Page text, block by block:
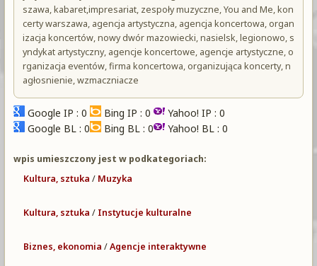
szawa, kabaret,impresariat, zespoły muzyczne, You and Me, kon
certy warszawa, agencja artystyczna, agencja koncertowa, organ
izacja koncertów, nowy dwór mazowiecki, nasielsk, legionowo, s
yndykat artystyczny, agencje koncertowe, agencje artystyczne, o
rganizacja eventów, firma koncertowa, organizująca koncerty, n
agłosnienie, wzmaczniacze
Google IP : 0 Bing IP : 0
Yahoo! IP : 0
Google BL : 0
Bing BL : 0 Yahoo! BL : 0
wpis umieszczony jest w podkategoriach:
Kultura, sztuka / Muzyka
Kultura, sztuka / Instytucje kulturalne
Biznes, ekonomia /Agencje interaktywne